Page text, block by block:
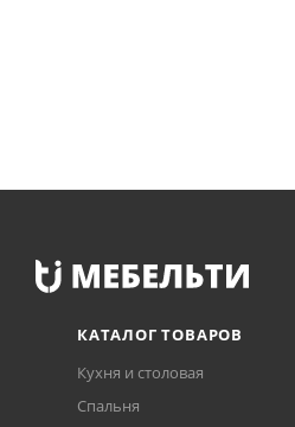
КАТАЛОГ ТОВАРОВ
Кухня и столовая
Спальня